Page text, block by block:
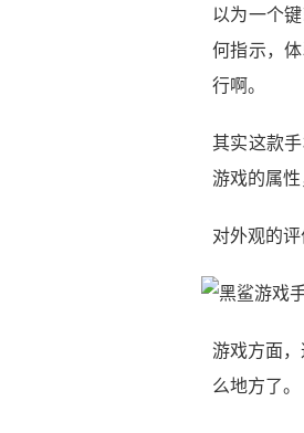
以为一个
何指示，
行啊。
其实这款
游戏的属
对外观的
游戏方面
么地方了。